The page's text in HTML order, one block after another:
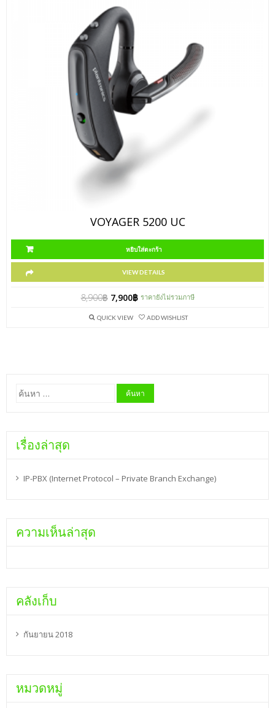
VOYAGER 5200 UC
หยิบใส่ตะกร้า
VIEW DETAILS
8,900฿ 7,900฿ ราคายังไม่รวมภาษี
QUICK VIEW ADD WISHLIST
ค้นหา
สำหรับ:
เรื่องล่าสุด
IP-PBX (Internet Protocol – Private Branch Exchange)
ความเห็นล่าสุด
คลังเก็บ
กันยายน 2018
หมวดหมู่